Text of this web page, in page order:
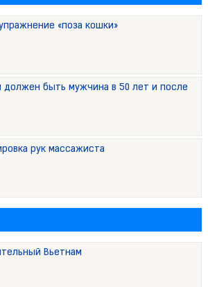
«поза кошки»
должен быть мужчина в 50 лет и после
рук массажиста
Вьетнам